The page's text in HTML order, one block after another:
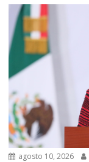
agosto 10, 2026